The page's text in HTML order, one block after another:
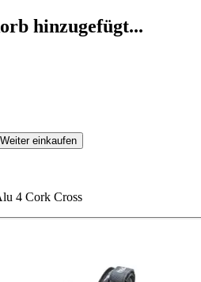
hinzugefügt...
Weiter einkaufen
4 Cork Cross